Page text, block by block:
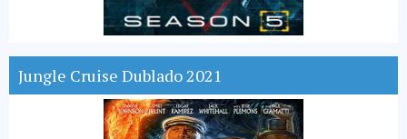
Jungle Cruise Dublado 2021